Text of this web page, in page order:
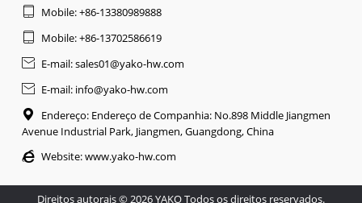
 Mobile: +86-13380989888
 Mobile: +86-13702586619
 E-mail: sales01@yako-hw.com
 E-mail: info@yako-hw.com

Endereço: Endereço de Companhia: No.898 Middle Jiangmen
Avenue Industrial Park, Jiangmen, Guangdong, China
 Website:www.yako-hw.com
Direitos autorais © 2026 YAKO Todos os direitos reservados.